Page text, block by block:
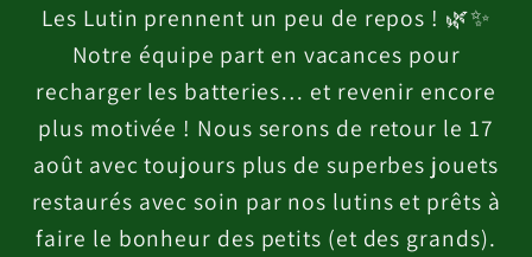
Les Lutin prennent un peu de repos ! 🌿✨
Notre équipe part en vacances pour
recharger les batteries… et revenir encore
plus motivée ! Nous serons de retour le 17
août avec toujours plus de superbes jouets
restaurés avec soin par nos lutins et prêts à
faire le bonheur des petits (et des grands).